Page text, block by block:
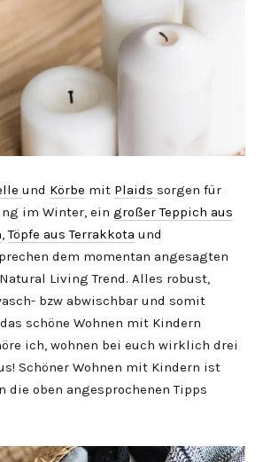
und Körbe mit Plaids sorgen für
im Winter, ein großer Teppich aus
,Töpfe aus Terrakkota und
dem momentan angesagten
Living Trend. Alles robust,
bzw abwischbar und somit
schöne Wohnen mit Kindern
ich, wohnen bei euch wirklich drei
Schöner Wohnen mit Kindern ist
die oben angesprochenen Tipps